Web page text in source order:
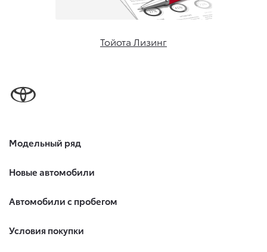
Тойота Лизинг
Модельный ряд
Новые автомобили
Автомобили с пробегом
Условия покупки